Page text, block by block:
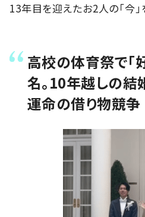
13年目を迎えたお2人の「今
高校の体育祭で「
名。10年越しの結
運命の借り物競争